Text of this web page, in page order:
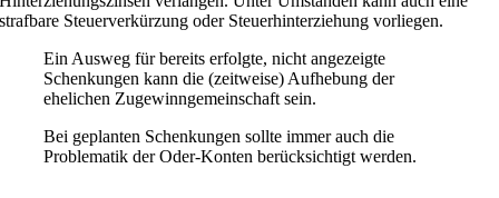
strafbare Steuerverkürzung oder Steuerhinterziehung vorliegen.
Ein Ausweg für bereits erfolgte, nicht angezeigte
Schenkungen kann die (zeitweise) Aufhebung der
ehelichen Zugewinngemeinschaft sein.
Bei geplanten Schenkungen sollte immer auch die
Problematik der Oder-Konten berücksichtigt werden.